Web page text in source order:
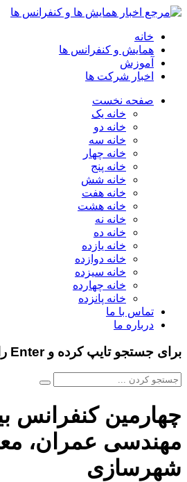
خانه
همایش و کنفرانس ها
آموزش
اخبار شرکت ها
صفحه نخست
خانه یک
خانه دو
خانه سه
خانه چهار
خانه پنج
خانه شش
خانه هفت
خانه هشت
خانه نه
خانه ده
خانه یازده
خانه دوازده
خانه سیزده
خانه چهارده
خانه پانزده
تماس با ما
درباره ما
برای جستجو تایپ کرده و Enter را بزنید
چهارمین کنفرانس
مهندسی عمران،
شهرسازی